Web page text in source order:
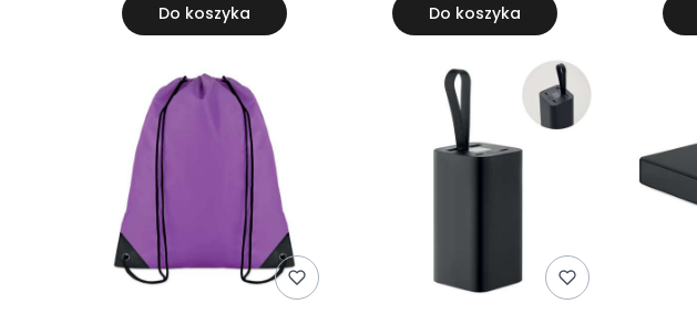
Do koszyka Do koszyka